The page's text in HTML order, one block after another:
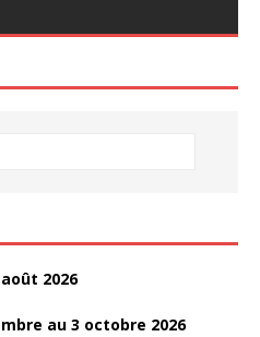
2026
au 3 octobre 2026